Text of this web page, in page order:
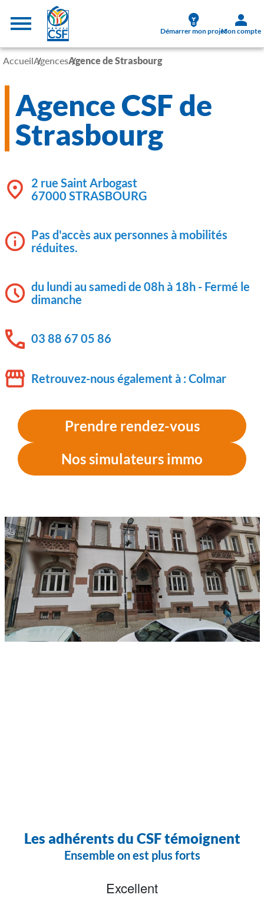
Aller au contenu principal
Démarrer mon projetMon compte
AccueilAgencesAgence de Strasbourg
Agence CSF de
Strasbourg
2 rue Saint Arbogast
67000 STRASBOURG
Pas d'accès aux personnes à mobilités
réduites.
du lundi au samedi de 08h à 18h - Fermé le
dimanche
03 88 67 05 86
Retrouvez-nous également à : Colmar
Prendre rendez-vous
Nos simulateurs immo
Les adhérents du CSF témoignent
Ensemble on est plus forts
Excellent